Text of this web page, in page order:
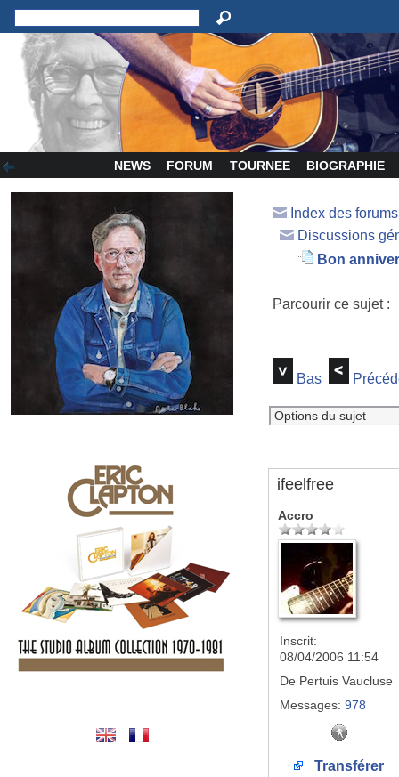
NEWS FORUM TOURNEE BIOGRAPHIE
Index des
Discussions
Bon
Parcourir ce sujet
Bas
ifeelfree
Accro
Inscrit:
08/04/2006 11:54
De Pertuis Vaucluse
Messages: 978
Transférer